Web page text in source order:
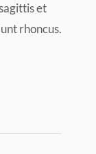
et
rhoncus.